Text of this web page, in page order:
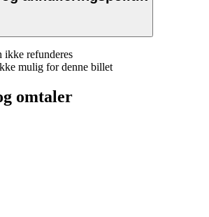
ikke refunderes
mulig for denne billet
omtaler